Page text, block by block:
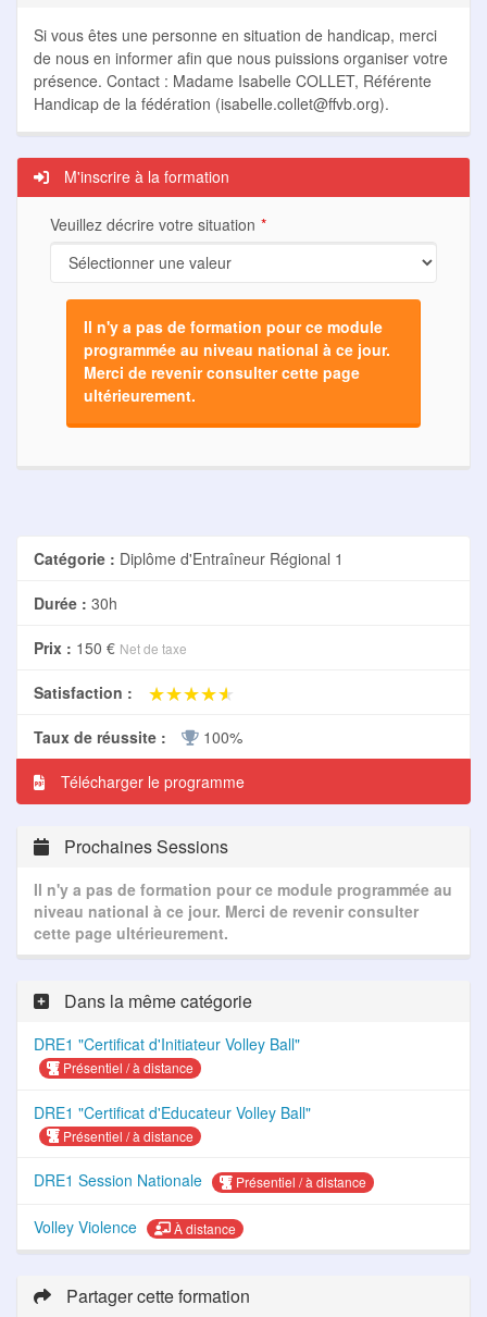
Si vous êtes une personne en situation de handicap, merci
de nous en informer afin que nous puissions organiser votre
présence. Contact : Madame Isabelle COLLET, Référente
Handicap de la fédération (isabelle.collet@ffvb.org).
M'inscrire à la formation
Veuillez décrire votre situation
Il n'y a pas de formation pour ce module
programmée au niveau national à ce jour.
Merci de revenir consulter cette page
ultérieurement.
Catégorie : Diplôme d'Entraîneur Régional 1
Durée : 30h
Prix : 150 € Net de taxe
Satisfaction : ★★★★★
★★★★★
Taux de réussite : 100%
Télécharger le programme
Prochaines Sessions
Il n'y a pas de formation pour ce module programmée au
niveau national à ce jour. Merci de revenir consulter
cette page ultérieurement.
Dans la même catégorie
DRE1 "Certificat d'Initiateur Volley Ball"
Présentiel / à distance
DRE1 "Certificat d'Educateur Volley Ball"
Présentiel / à distance
DRE1 Session Nationale Présentiel / à distance
Volley Violence À distance
Partager cette formation